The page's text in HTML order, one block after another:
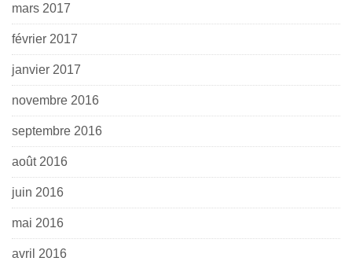
mars 2017
février 2017
janvier 2017
novembre 2016
septembre 2016
août 2016
juin 2016
mai 2016
avril 2016